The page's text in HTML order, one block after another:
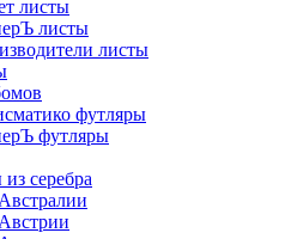
листы
листы
листы
футляры
футляры
серебра